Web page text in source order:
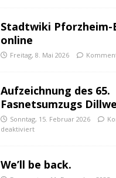
Stadtwiki Pforzheim-
online
Freitag, 8. Mai 2026
Aufzeichnung des 65.
Fasnetsumzugs
Sonntag, 15. Februar 2026
deaktiviert
We’ll be back.